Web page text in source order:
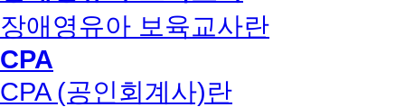
장애영유아 보육교사란
CPA
CPA (공인회계사)란